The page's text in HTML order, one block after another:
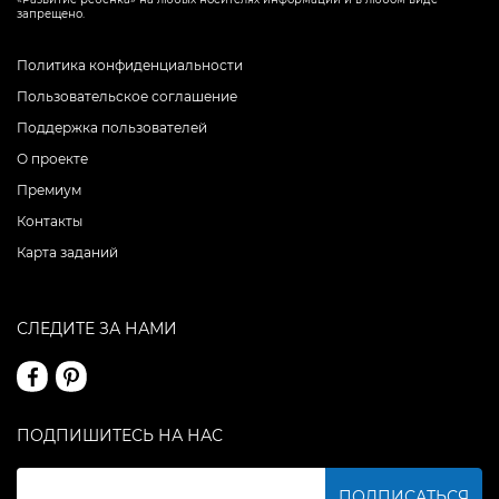
запрещено.
Политика конфиденциальности
Пользовательское соглашение
Поддержка пользователей
О проекте
Премиум
Контакты
Карта заданий
СЛЕДИТЕ ЗА НАМИ
ПОДПИШИТЕСЬ НА НАС